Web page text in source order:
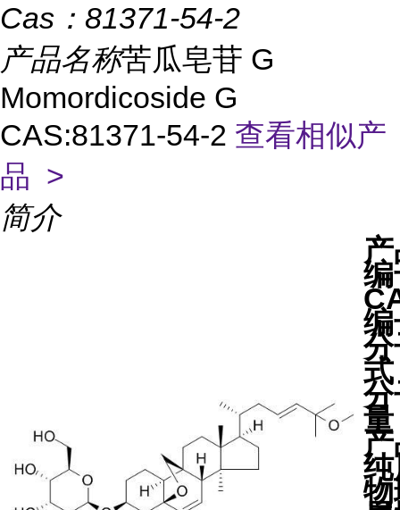
Cas： 81371-54-2
产品名称苦瓜皂苷 G
Momordicoside G
CAS:81371-54-2 查看相似产
品 >
简介
量